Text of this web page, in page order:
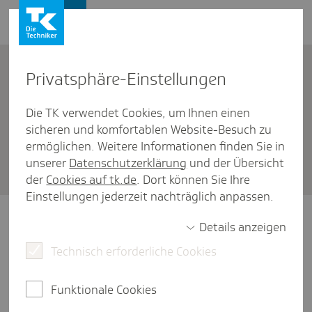
Kontakt
Was ziehe ich zum Bewer­
bungs­ge­spräch an?
Bewerbungstipps
Machen Sie Ihre Kleidungswahl abhängig
von der Stelle auf die Sie sich bewerben.
Generell gilt: klassischer Schick passt meist.
War diese Antwort hilf­reich?
Privat­sphäre-Einstel­lungen
Die TK verwendet Cookies, um Ihnen einen
sicheren und komfortablen Website-Besuch zu
ermöglichen. Weitere Informationen finden Sie in
unserer Datenschutzerklärung und der Übersicht
der Cookies auf tk.de. Dort können Sie Ihre
Einstellungen jederzeit nachträglich anpassen.
Details anzeigen
Technisch erforderliche Cookies
Funktionale Cookies